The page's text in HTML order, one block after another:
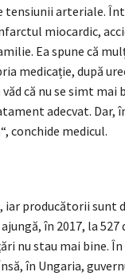
arteriale.
miocardic,
Ea spune că
medicație, după
că nu se simt mai
adecvat. Dar,
conchide medicul.
iar producătorii sunt
în 2017, la 527
nu stau mai bine.
în Ungaria,